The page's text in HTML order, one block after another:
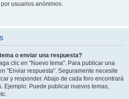
usuarios anónimos.
o enviar una respuesta?
clic en "Nuevo tema". Para publicar una
"Enviar respuesta". Seguramente necesite
y responder. Abajo de cada foro encontrará
Ejemplo: Puede publicar nuevos temas,